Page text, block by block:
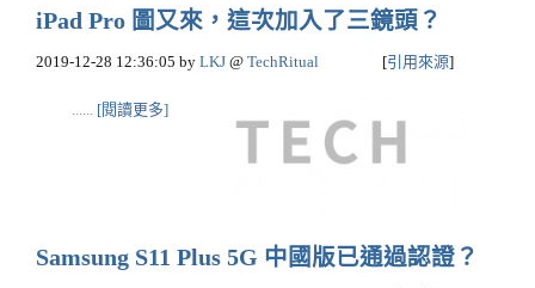
iPad Pro 圖又來，這次加入了三鏡頭？
2019-12-28 12:36:05 by LKJ @ TechRitual [引用來源]
...... [閱讀更多]
Samsung S11 Plus 5G 中國版已通過認證？